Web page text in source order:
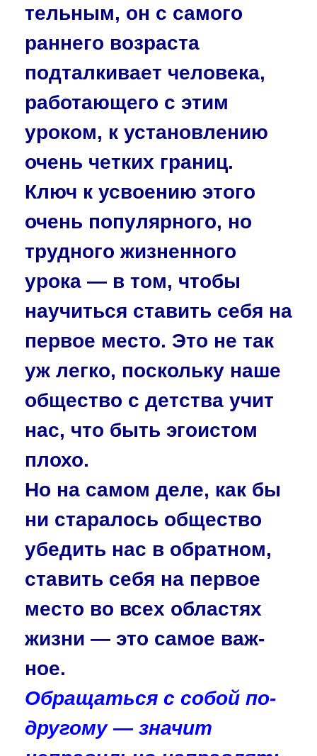
тельным, он с самого
раннего возраста
подталкивает человека,
работающего с этим
уроком, к установлению
очень четких границ.
Ключ к усвоению этого
очень популярного, но
трудного жизненного
урока — в том, чтобы
научиться ставить себя на
первое место. Это не так
уж легко, поскольку наше
общество с детства учит
нас, что быть эгоистом
плохо.
Но на самом деле, как бы
ни старалось общество
убедить нас в обратном,
ставить себя на первое
место во всех областях
жизни — это самое важ­
ное.
Обращаться с собой по-
другому — значит